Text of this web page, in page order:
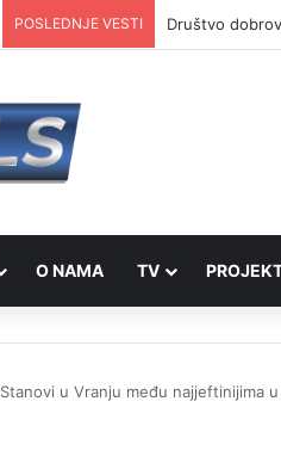
POSLEDNJE VESTI Društvo
O NAMA TV
Stanovi u Vranju među najjeftinijima